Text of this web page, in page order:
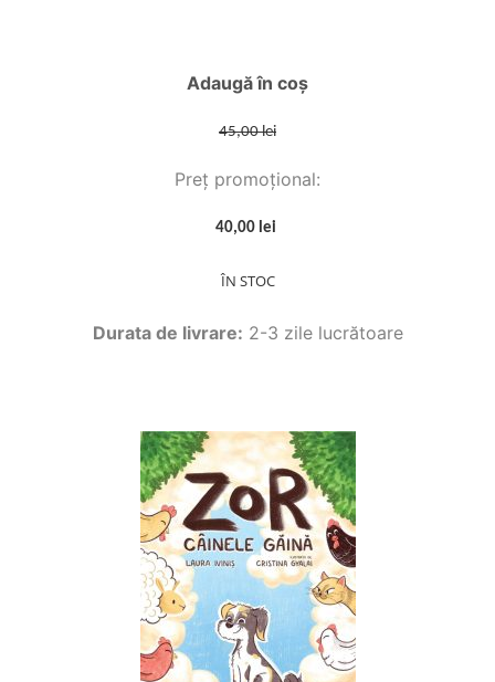
Adaugă în coș
45,00 lei
Preț promoțional:
40,00 lei
ÎN STOC
Durata de livrare: 2-3 zile lucrătoare